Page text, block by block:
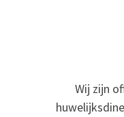
Wij zijn